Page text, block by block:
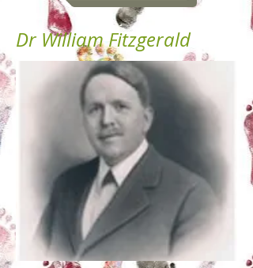
Dr William Fitzgerald